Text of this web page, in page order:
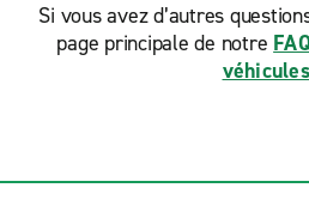
Si vous avez d’autres
page principale de notre
véhicules